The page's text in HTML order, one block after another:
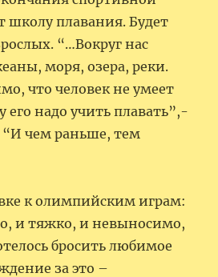
школу плавания. Будет
“…Вокруг нас
моря, озера, реки.
что человек не умеет
его надо учить плавать”,-
чем раньше, тем
к олимпийским играм:
и тяжко, и невыносимо,
бросить любимое
за это –